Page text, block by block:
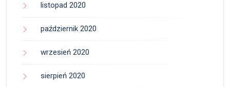
listopad 2020
październik 2020
wrzesień 2020
sierpień 2020